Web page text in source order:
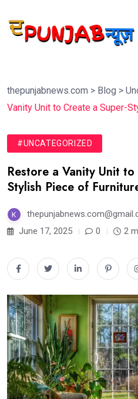
thepunjabnews.com > Blog >
Vanity Unit to Create a Super-
#UNCATEGORIZED
Restore a Vanity Unit
Stylish Piece of
June 17, 2025
0 2